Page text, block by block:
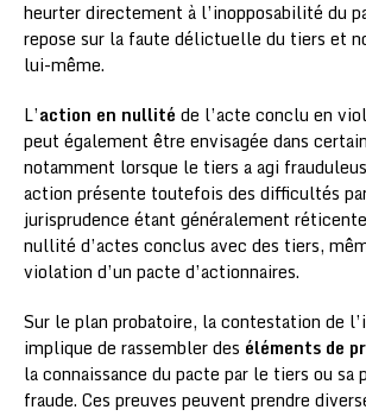
heurter directement à l’inopposabilité du
repose sur la faute délictuelle du tiers et
lui-même.
L’action en nullité de l’acte conclu en
peut également être envisagée dans
notamment lorsque le tiers a agi
action présente toutefois des difficultés
jurisprudence étant généralement
nullité d’actes conclus avec des tiers,
violation d’un pacte d’actionnaires.
Sur le plan probatoire, la contestation de
implique de rassembler des éléments de
la connaissance du pacte par le tiers ou sa
fraude. Ces preuves peuvent prendre